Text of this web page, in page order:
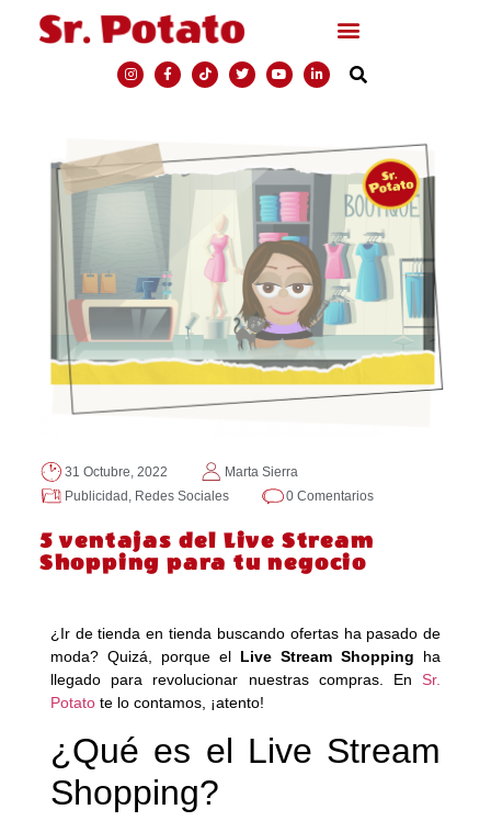
31 Octubre, 2022
Marta Sierra
Publicidad Redes Sociales 0 Comentarios
5 ventajas del Live Stream
Shopping para tu negocio
¿Ir de tienda en tienda buscando ofertas ha pasado de
moda? Quizá, porque el Live Stream Shopping ha
llegado para revolucionar nuestras compras. EnSr.
Potatote lo contamos, ¡atento!
¿Qué es el Live Stream
Shopping?